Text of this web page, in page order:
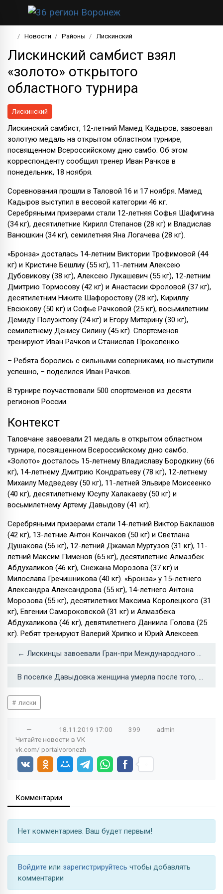
Новости Районы Лискинский
Лискинский самбист взял
«золото» открытого
областного турнира
Лискинский
Лискинский самбист, 12-летний Мамед Кадыров, завоевал
золотую медаль на открытом областном турнире,
посвященном Всероссийскому дню самбо. Об этом
корреспонденту сообщил тренер Иван Рачков в
понедельник, 18 ноября.
Соревнования прошли в Таловой 16 и 17 ноября. Мамед
Кадыров выступил в весовой категории 46 кг.
Серебряными призерами стали 12-летняя Софья Шафигина
(34 кг), десятилетние Кирилл Степанов (28 кг) и Владислав
Ванюшкин (34 кг), семилетняя Яна Логачева (28 кг).
«Бронза» досталась 14-летним Виктории Трофимовой (44
кг) и Кристине Бешлиу (55 кг), 11-летним Алексею
Дубовикову (38 кг), Алексею Лукашевич (55 кг), 12-летним
Дмитрию Тормосову (42 кг) и Анастасии Фроловой (37 кг),
десятилетним Никите Шафоростову (28 кг), Кириллу
Евсюкову (50 кг) и Софье Рачковой (25 кг), восьмилетним
Демиду Полуэктову (24 кг) и Егору Митерину (30 кг),
семилетнему Денису Силину (45 кг). Спортсменов
тренируют Иван Рачков и Станислав Прокопенко.
– Ребята боролись с сильными соперниками, но выступили
успешно, – поделился Иван Рачков.
В турнире поучаствовали 500 спортсменов из десяти
регионов России.
Контекст
Таловчане завоевали 21 медаль в открытом областном
турнире, посвященном Всероссийскому дню самбо.
«Золото» досталось 15-летнему Владиславу Бородкину (66
кг), 14-летнему Дмитрию Кондратьеву (78 кг), 12-летнему
Михаилу Медведеву (50 кг), 11-летней Эльвире Моисеенко
(40 кг), десятилетнему Юсупу Халакаеву (50 кг) и
восьмилетнему Артему Давыдову (41 кг).
Серебряными призерами стали 14-летний Виктор Баклашов
(42 кг), 13-летние Антон Кончаков (50 кг) и Светлана
Душакова (56 кг), 12-летний Джамал Муртузов (31 кг), 11-
летний Максим Пименов (65 кг), десятилетние Алмазбек
Абдухаликов (46 кг), Снежана Морозова (37 кг) и
Милослава Гречишникова (40 кг). «Бронза» у 15-летнего
Александра Александрова (55 кг), 14-летнего Антона
Морозова (55 кг), десятилетних Максима Королецкого (31
кг), Евгении Самороковской (31 кг) и Алмазбека
Абдухаликова (46 кг), девятилетнего Даниила Голова (25
кг). Ребят тренируют Валерий Хрипко и Юрий Алексеев.
← Лискинцы завоевали Гран-при Международного фестиваля «Танцующая осень – 2019»
В поселке Давыдовка женщина умерла после того, как ее сбили 2 автомобиля →
лиски
— 18.11.2019 17:00 399
admin
Читайте новости в VK
vk.com/ portalvoronezh
Комментарии
Нет комментариев. Ваш будет первым!
Войдите или зарегистрируйтесь чтобы добавлять
комментарии